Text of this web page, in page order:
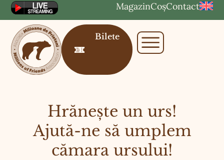
MagazinCoșContact
Bilete
Hrănește un urs!
Ajută-ne să umplem
cămara ursului!